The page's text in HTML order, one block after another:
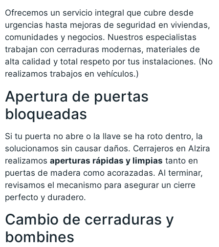
Ofrecemos un servicio integral que cubre desde
urgencias hasta mejoras de seguridad en viviendas,
comunidades y negocios. Nuestros especialistas
trabajan con cerraduras modernas, materiales de
alta calidad y total respeto por tus instalaciones. (No
realizamos trabajos en vehículos.)
Apertura de puertas
bloqueadas
Si tu puerta no abre o la llave se ha roto dentro, la
solucionamos sin causar daños. Cerrajeros en Alzira
realizamos aperturas rápidas y limpias tanto en
puertas de madera como acorazadas. Al terminar,
revisamos el mecanismo para asegurar un cierre
perfecto y duradero.
Cambio de cerraduras y
bombines